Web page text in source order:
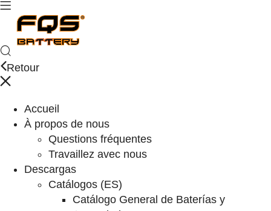
Retour
Accueil
À propos de nous
Questions fréquentes
Travaillez avec nous
Descargas
Catálogos (ES)
Catálogo General de Baterías y